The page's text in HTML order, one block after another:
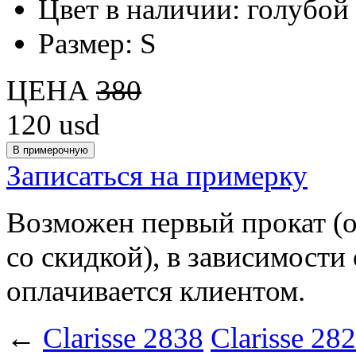
Цвет в наличии: голубой
Размер: S
ЦЕНА 380
120 usd
Записаться на примерку
Возможен первый прокат
со скидкой), в
оплачивается клиентом.
← Clarisse 2838 Clarisse